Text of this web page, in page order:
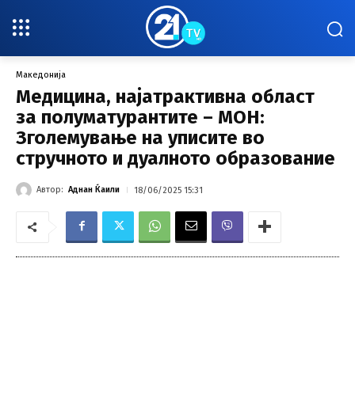
Македонија
Медицина, најатрактивна област
за полуматурантите – МОН:
Зголемување на уписите во
стручното и дуалното образование
Автор: Аднан Ќаили 18/06/2025 15:31